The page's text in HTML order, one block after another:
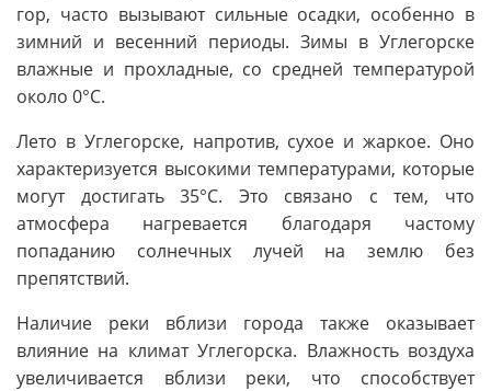
гор, часто вызывают сильные осадки, особенно в
зимний и весенний периоды. Зимы в Углегорске
влажные и прохладные, со средней температурой
около 0°C.
Лето в Углегорске, напротив, сухое и жаркое. Оно
характеризуется высокими температурами, которые
могут достигать 35°C. Это связано с тем, что
атмосфера нагревается благодаря частому
попаданию солнечных лучей на землю без
препятствий.
Наличие реки вблизи города также оказывает
влияние на климат Углегорска. Влажность воздуха
увеличивается вблизи реки, что способствует